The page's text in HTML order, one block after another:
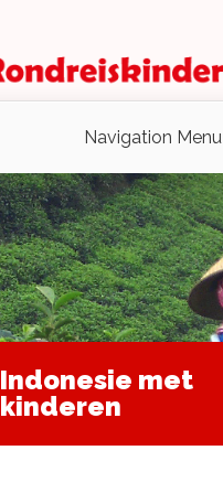
Navigation Menu
Indonesie met
kinderen